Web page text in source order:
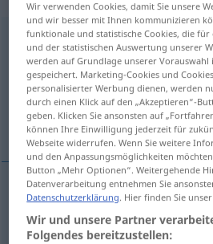
Erwerbung f
Übersicht aller
(Für mehr Details die Übersetzung
aanwinst
aanwinst Erwerbung
Wir verwenden Cookies, damit Sie unsere
und wir besser mit Ihnen kommunizieren
funktionale und statistische Cookies, die für
und der statistischen Auswertung unserer
werden auf Grundlage unserer
gespeichert. Marketing-Cookies und
personalisierter Werbung dienen, werden
durch einen Klick auf den „Akzeptieren“-
geben. Klicken Sie ansonsten auf
können Ihre Einwilligung jederzeit für
Webseite widerrufen. Wenn Sie weitere
und den Anpassungsmöglichkeiten
Button „Mehr Optionen“. Weitergehende
Datenverarbeitung entnehmen Sie
Datenschutzerklärung. Hier finden Sie
Wir und unsere Partner
Folgendes bereitzustellen: